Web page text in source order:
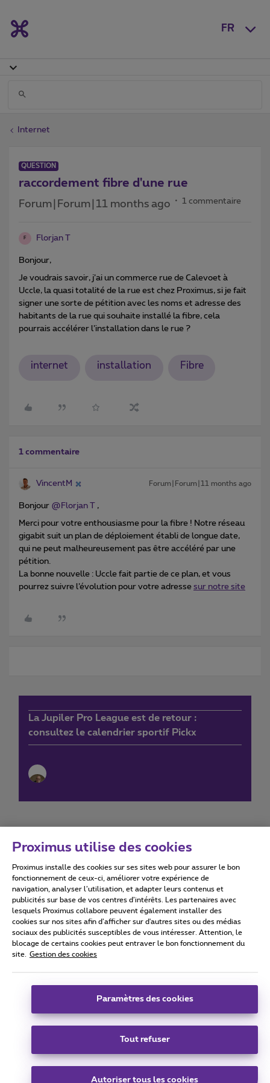
FR
Internet
QUESTION
raccordement fibre d'une rue
Forum|Forum|11 months ago 1 commentaire
F Florjan T
Bonjour,
Je voudrais savoir, j’ai un commerce rue de Calevoet à
Uccle, la quasi totalité de la rue est chez Proximus, si je fait
signer une sorte de pétition avec les noms et adresse des
habitants de la rue qui souhaite installé la fibre, cela
pourrais accélérer l’installation dans le rue ?
internet installation Fibre
1 commentaire
VincentM Forum|Forum|11 months ago
Bonjour ​ @Florjan T ,
Merci pour votre enthousiasme pour la fibre ! Notre réseau
gigabit suit un plan de déploiement établi de longue date,
qui ne peut malheureusement pas être accéléré par une
pétition.
La bonne nouvelle : Uccle fait partie de ce plan, et vous
pourrez suivre l’évolution pour votre adresse sur notre site
La Jupiler Pro League est de retour :
consultez le calendrier sportif Pickx
Conditions d'utilisation Accessibility statement
Tous droits réservés. © 2026 Proximus
Conditions générales, info consommateur
Coordonnées de l’entreprise
Boulevard du Roi Albert II 27 - B-1030 Bruxelles.
Carrier & Wholesale Solutions
Proximus utilise des cookies
Proximus installe des cookies sur ses sites web pour assurer le bon
fonctionnement de ceux-ci, améliorer votre expérience de
navigation, analyser l’utilisation, et adapter leurs contenus et
publicités sur base de vos centres d’intérêts. Les partenaires avec
lesquels Proximus collabore peuvent également installer des
cookies sur nos sites afin d’afficher sur d'autres sites ou des médias
sociaux des publicités susceptibles de vous intéresser. Attention, le
blocage de certains cookies peut entraver le bon fonctionnement du
site.
Gestion des cookies
Paramètres des cookies
Tout refuser
Autoriser tous les cookies